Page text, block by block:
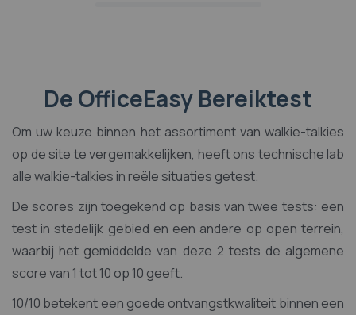
De OfficeEasy Bereiktest
Om uw keuze binnen het assortiment van walkie-talkies
op de site te vergemakkelijken, heeft ons technische lab
alle walkie-talkies in reële situaties getest.
De scores zijn toegekend op basis van twee tests: een
test in stedelijk gebied en een andere op open terrein,
waarbij het gemiddelde van deze 2 tests de algemene
score van 1 tot 10 op 10 geeft.
10/10 betekent een goede ontvangstkwaliteit binnen een